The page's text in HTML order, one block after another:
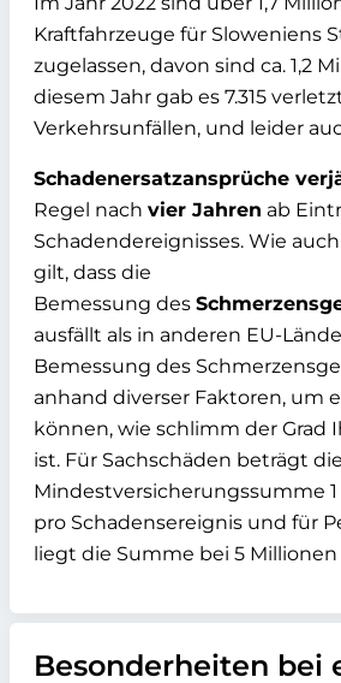
Kraftfahrzeuge für Sloweniens
zugelassen, davon sind ca. 1,2
diesem Jahr gab es 7.315
Verkehrsunfällen, und leider
Schadenersatzansprüche
Regel nach vier Jahren ab
Schadendereignisses. Wie
gilt, dass die
Bemessung des
ausfällt als in anderen EU-
Bemessung des
anhand diverser Faktoren, um
können, wie schlimm der Grad
ist. Für Sachschäden beträgt die
Mindestversicherungssumme
pro Schadensereignis und für
liegt die Summe bei 5 Millionen
Besonderheiten bei